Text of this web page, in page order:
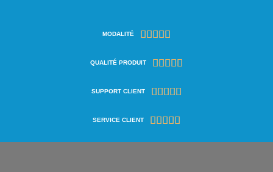
MODALITÉ 
QUALITÉ PRODUIT 
SUPPORT CLIENT 
SERVICE CLIENT 